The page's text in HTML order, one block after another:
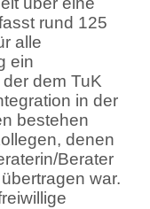
rund 125
alle
ein
dem TuK
in der
bestehen
denen
Berater
war.